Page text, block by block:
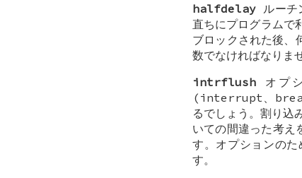
halfdelay ルーチ
直ちにプログラムで
ブロックされた後、
数でなければなりま
intrflush オプ
(interrupt、break
るでしょう。割り込
いての間違った考
す。オプションの
す。